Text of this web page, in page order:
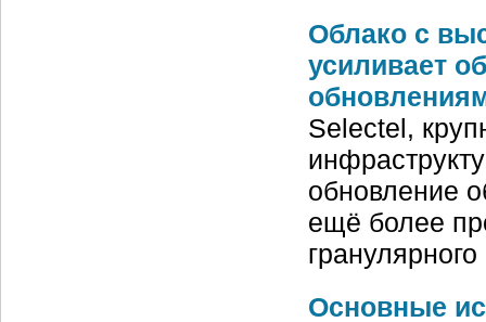
Облако с
усиливает
Selectel,
обновление
ещё более
Основные